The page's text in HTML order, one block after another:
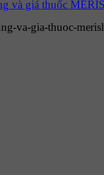
và giá thuốc
va-gia-thuoc-